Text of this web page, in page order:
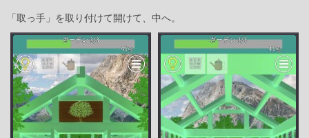
「取っ手」を取り付けて開けて、中へ。